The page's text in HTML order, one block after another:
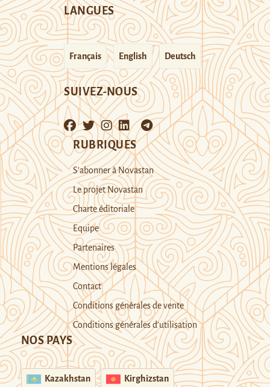
LANGUES
Français English Deutsch
SUIVEZ-NOUS
RUBRIQUES
S’abonner à Novastan
Le projet Novastan
Charte éditoriale
Equipe
Partenaires
Mentions légales
Contact
Conditions générales de vente
Conditions générales d’utilisation
NOS PAYS
Kazakhstan Kirghizstan